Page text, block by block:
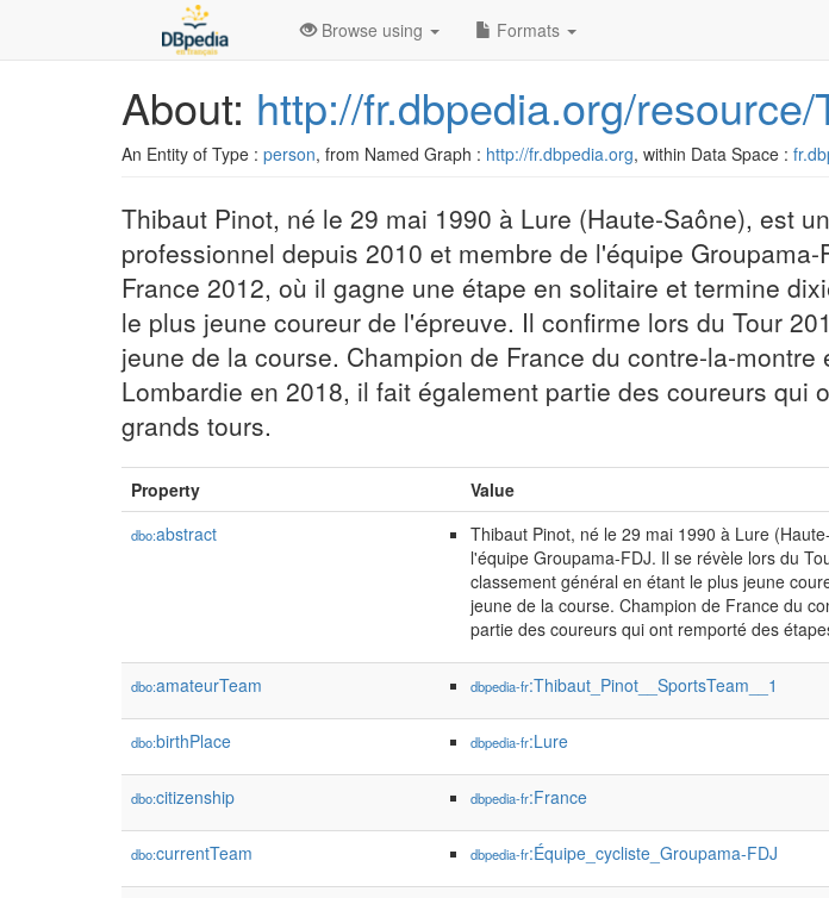
Browse using Formats
About: http://fr.dbpedia.org/
An Entity of Type : person, from Named Graph : http://fr.dbpedia.org, within Data Space :
Thibaut Pinot, né le 29 mai 1990 à Lure (Haute-Saône), est
professionnel depuis 2010 et membre de l'équipe
France 2012, où il gagne une étape en solitaire et termine
le plus jeune coureur de l'épreuve. Il confirme lors du Tour
jeune de la course. Champion de France du contre-la-
Lombardie en 2018, il fait également partie des coureurs qui
grands tours.
Property Value
dbo:abstract
Thibaut Pinot, né le 29 mai 1990 à Lure
l'équipe Groupama-FDJ. Il se révèle lors du
classement général en étant le plus jeune
jeune de la course. Champion de France du
partie des coureurs qui ont remporté des
dbo:amateurTeam dbpedia-fr:Thibaut_Pinot__SportsTeam__1
dbo:birthPlace dbpedia-fr:Lure
dbo:citizenship dbpedia-fr:France
dbo:currentTeam dbpedia-fr:Équipe_cycliste_Groupama-FDJ